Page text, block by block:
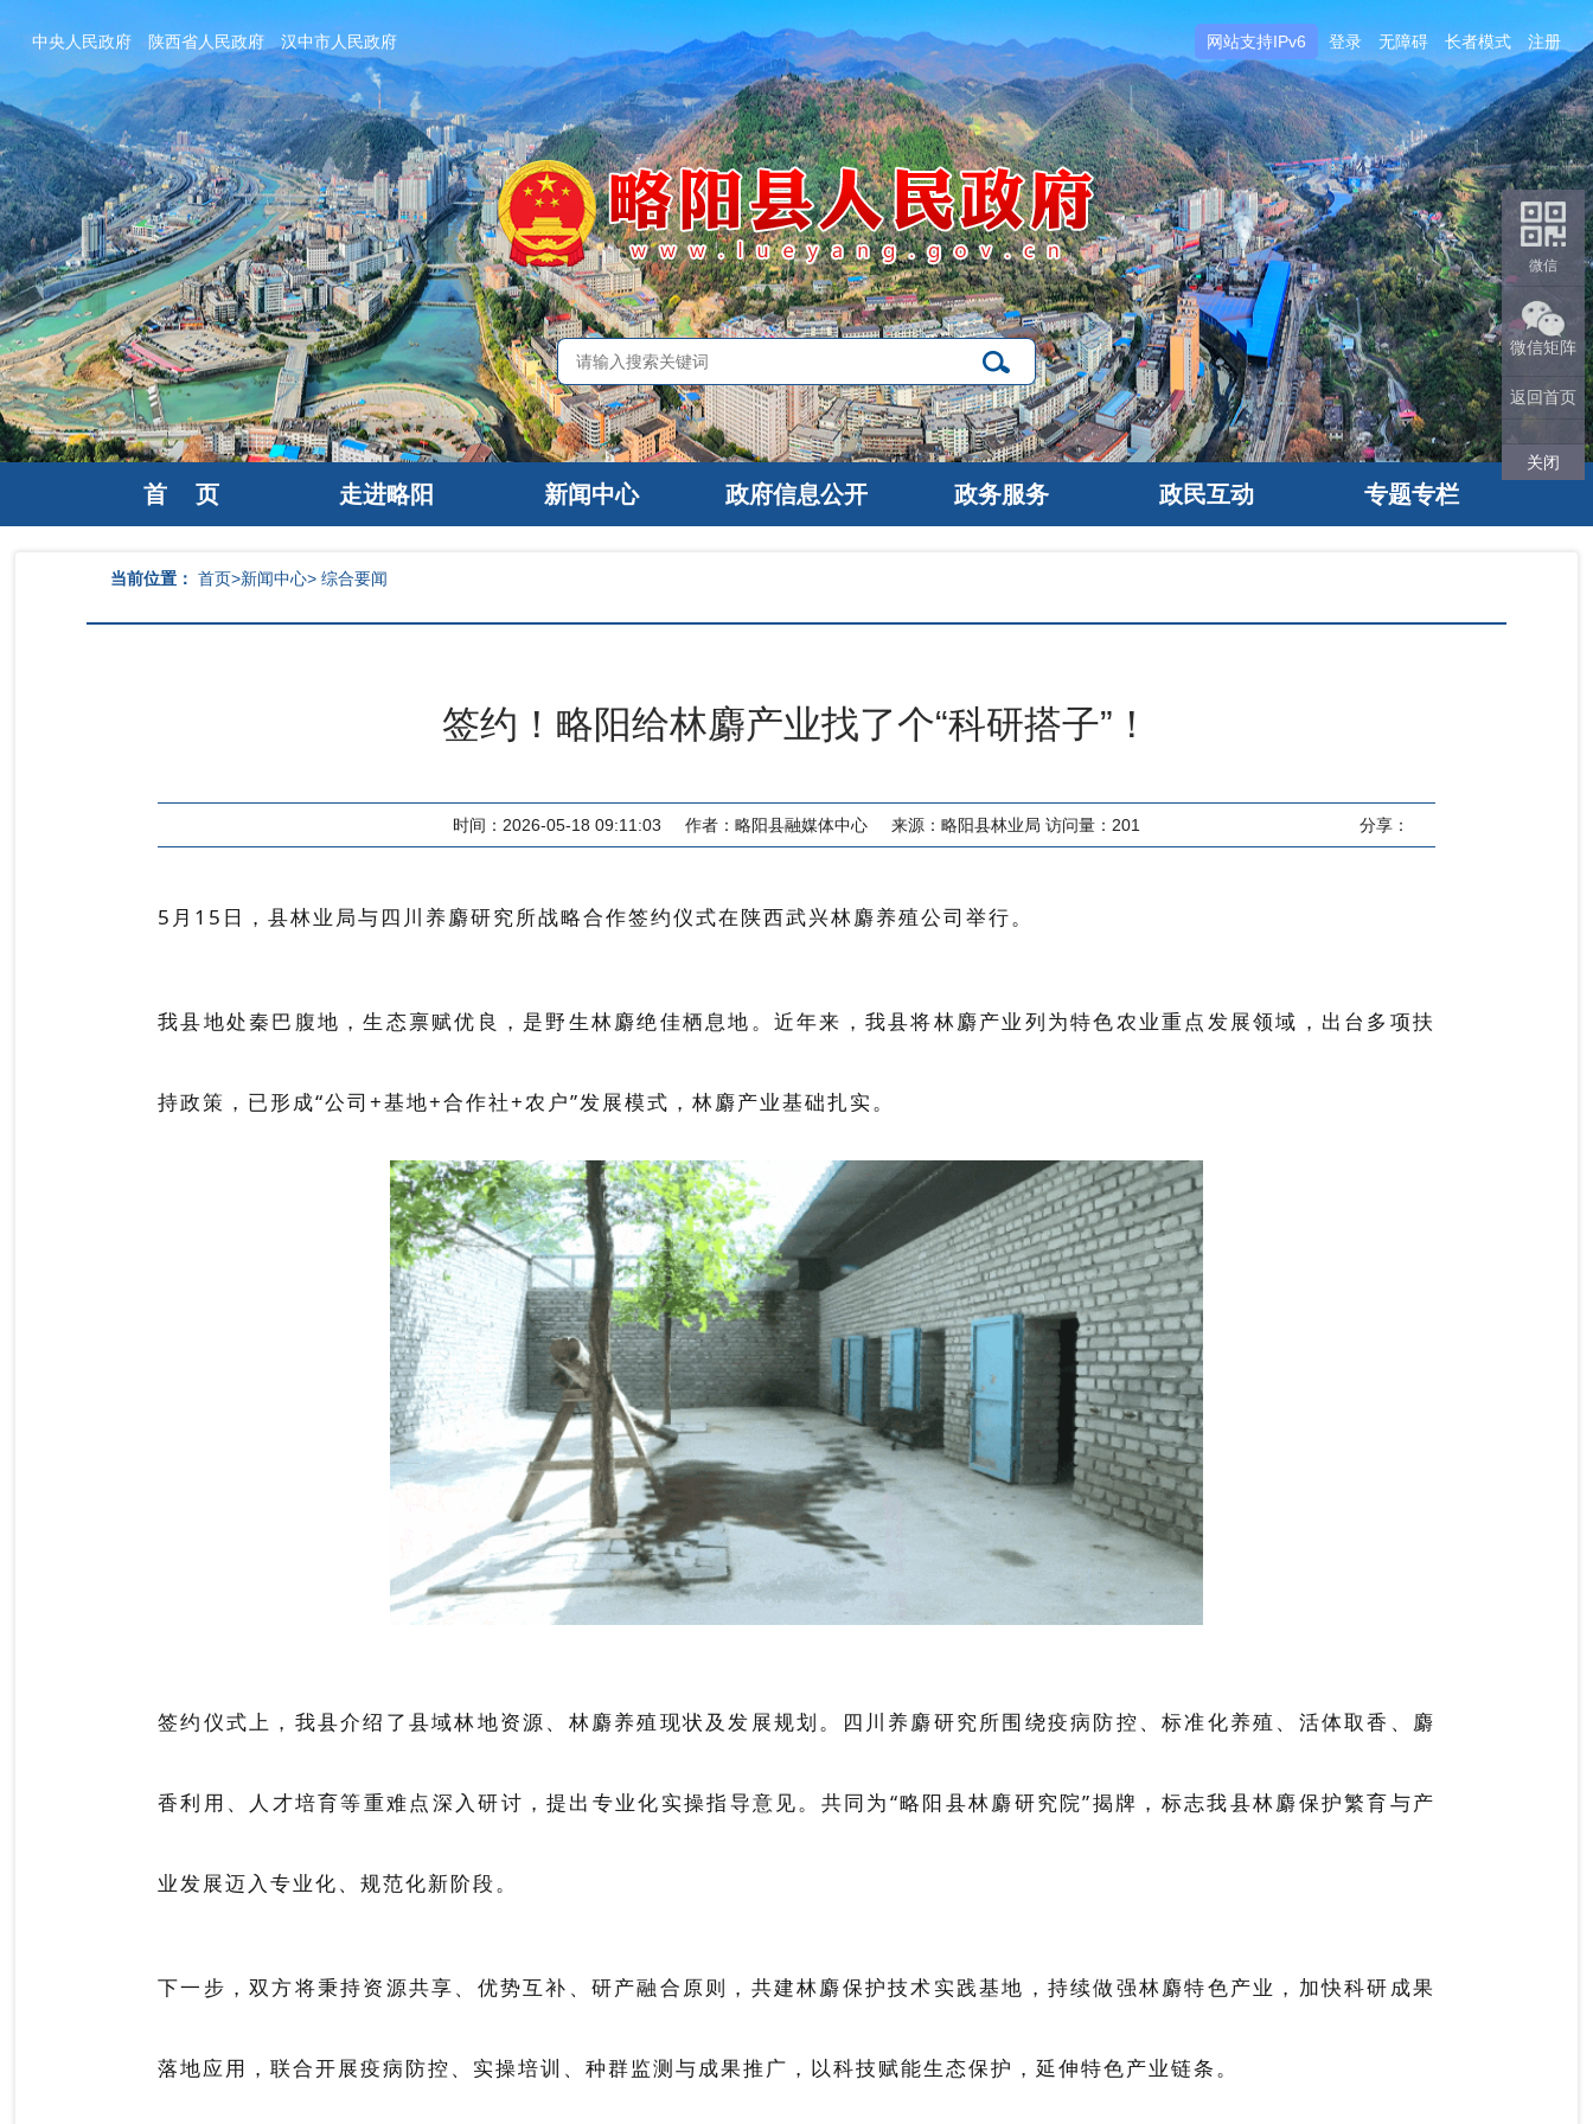
中央人民政府 陕西省人民政府 汉中市人民政府 网站支持IPv6 登录 无障碍 长者模式 注册
首 页 走进略阳 新闻中心 政府信息公开 政务服务 政民互动 专题专栏
当前位置： 首页>新闻中心> 综合要闻
签约！略阳给林麝产业找了个“科研搭子”！
时间：2026-05-18 09:11:03 作者： 略阳县融媒体中心 来源： 略阳县林业局 访问量： 201 分享：
5月15日，县林业局与四川养麝研究所战略合作签约仪式在陕西武兴林麝养殖公司 举行。
我县地处秦巴腹地，生态禀赋优良，是野生林麝绝佳栖息地。 近年来，我县将林麝产业列为特色农业重点发展领域，出台多项扶
持政策，已形成“公司+基地+合作社+农户”发展模式，林麝产业基础扎实。
签约仪式上，我县介绍了县域林地资源、林麝养殖现状及发展规划。四川养麝研究所围绕疫病防控、标准化养殖、活体取香、麝
香利用、人才培育等重难点深入研讨，提出专业化实操指导意见。共同为“略阳县林麝研究院”揭牌， 标志我县林麝保护繁育与产
业发展迈入专业化、规范化新阶段。
下一步，双方将秉持资源共享、优势互补、研产融合原则，共建林麝保护技术实践基地，持续做强林麝特色产业，加快科研成果
落地应用，联合开展疫病防控、实操培训、种群监测与成果推广，以科技赋能生态保护，延伸特色产业链条。
微信
微信矩阵
返回首页
关闭